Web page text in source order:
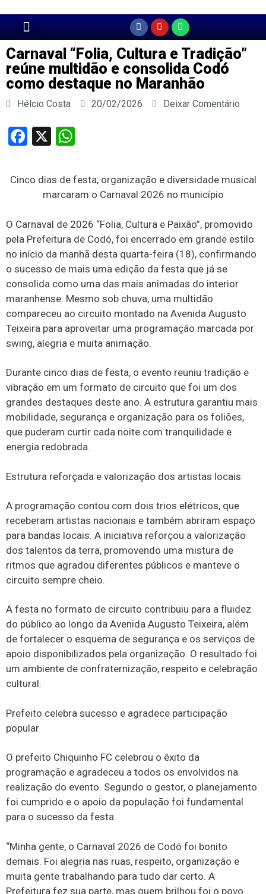
Carnaval “Folia, Cultura e Tradição”
reúne multidão e consolida Codó
como destaque no Maranhão
Hélcio Costa 20/02/2026 Deixar Comentário
Facebook
X
Cinco dias de festa, organização e diversidade musical
marcaram o Carnaval 2026 no município
O Carnaval de 2026 “Folia, Cultura e Paixão”, promovido
pela Prefeitura de Codó, foi encerrado em grande estilo
no início da manhã desta quarta-feira (18), confirmando
o sucesso de mais uma edição da festa que já se
consolida como uma das mais animadas do interior
maranhense. Mesmo sob chuva, uma multidão
compareceu ao circuito montado na Avenida Augusto
Teixeira para aproveitar uma programação marcada por
swing, alegria e muita animação.
Durante cinco dias de festa, o evento reuniu tradição e
vibração em um formato de circuito que foi um dos
grandes destaques deste ano. A estrutura garantiu mais
mobilidade, segurança e organização para os foliões,
que puderam curtir cada noite com tranquilidade e
energia redobrada.
Estrutura reforçada e valorização dos artistas locais
A programação contou com dois trios elétricos, que
receberam artistas nacionais e também abriram espaço
para bandas locais. A iniciativa reforçou a valorização
dos talentos da terra, promovendo uma mistura de
ritmos que agradou diferentes públicos e manteve o
circuito sempre cheio.
A festa no formato de circuito contribuiu para a fluidez
do público ao longo da Avenida Augusto Teixeira, além
de fortalecer o esquema de segurança e os serviços de
apoio disponibilizados pela organização. O resultado foi
um ambiente de confraternização, respeito e celebração
cultural.
Prefeito celebra sucesso e agradece participação
popular
O prefeito Chiquinho FC celebrou o êxito da
programação e agradeceu a todos os envolvidos na
realização do evento. Segundo o gestor, o planejamento
foi cumprido e o apoio da população foi fundamental
para o sucesso da festa.
“Minha gente, o Carnaval 2026 de Codó foi bonito
demais. Foi alegria nas ruas, respeito, organização e
muita gente trabalhando para tudo dar certo. A
Prefeitura fez sua parte, mas quem brilhou foi o povo